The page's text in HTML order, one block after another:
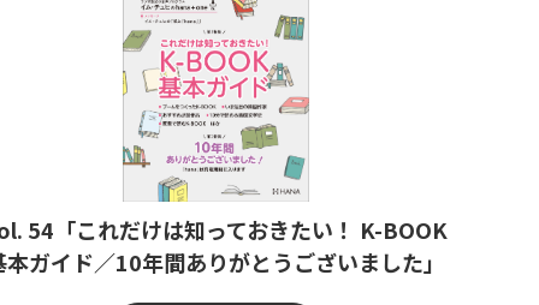
54「これだけは知っておきたい！ K-BOOK
本ガイド／10年間ありがとうございました」